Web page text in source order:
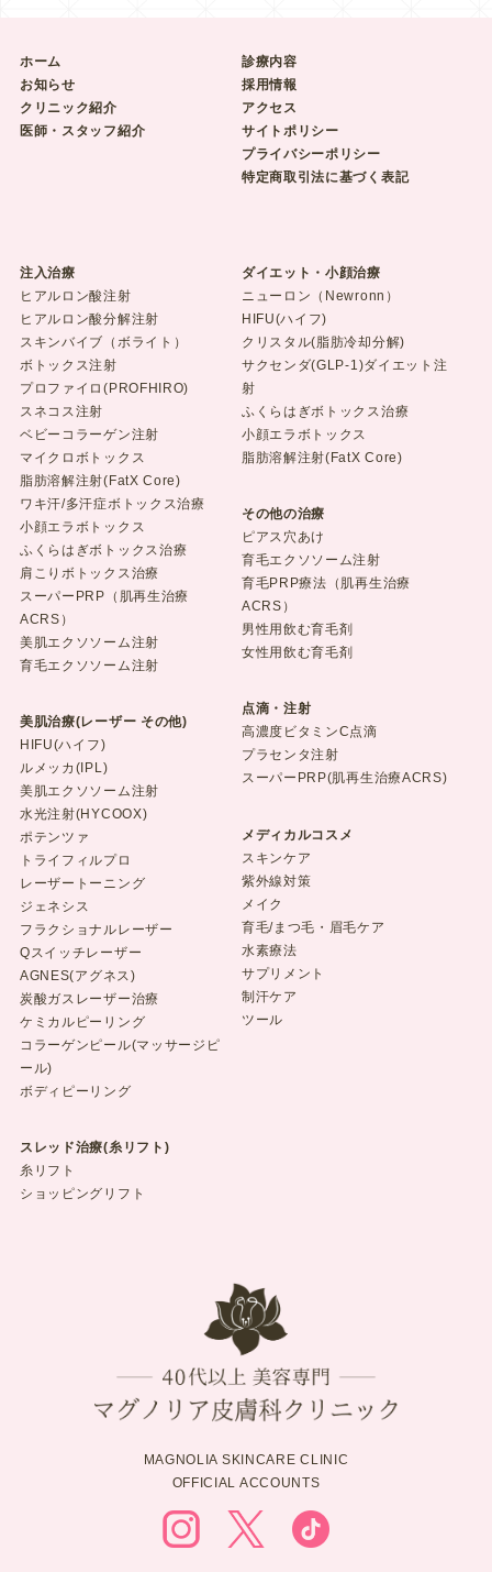
ホーム
お知らせ
クリニック紹介
医師・スタッフ紹介
診療内容
採用情報
アクセス
サイトポリシー
プライバシーポリシー
特定商取引法に基づく表記
注入治療
ヒアルロン酸注射
ヒアルロン酸分解注射
スキンバイブ（ボライト）
ボトックス注射
プロファイロ(PROFHIRO)
スネコス注射
ベビーコラーゲン注射
マイクロボトックス
脂肪溶解注射(FatX Core)
ワキ汗/多汗症ボトックス治療
小顔エラボトックス
ふくらはぎボトックス治療
肩こりボトックス治療
スーパーPRP（肌再生治療
ACRS）
美肌エクソソーム注射
育毛エクソソーム注射
美肌治療(レーザー その他)
HIFU(ハイフ)
ルメッカ(IPL)
美肌エクソソーム注射
水光注射(HYCOOX)
ポテンツァ
トライフィルプロ
レーザートーニング
ジェネシス
フラクショナルレーザー
Qスイッチレーザー
AGNES(アグネス)
炭酸ガスレーザー治療
ケミカルピーリング
コラーゲンピール(マッサージピ
ール)
ボディピーリング
スレッド治療(糸リフト)
糸リフト
ショッピングリフト
ダイエット・小顔治療
ニューロン（Newronn）
HIFU(ハイフ)
クリスタル(脂肪冷却分解)
サクセンダ(GLP-1)ダイエット注
射
ふくらはぎボトックス治療
小顔エラボトックス
脂肪溶解注射(FatX Core)
その他の治療
ピアス穴あけ
育毛エクソソーム注射
育毛PRP療法（肌再生治療
ACRS）
男性用飲む育毛剤
女性用飲む育毛剤
点滴・注射
高濃度ビタミンC点滴
プラセンタ注射
スーパーPRP(肌再生治療ACRS)
メディカルコスメ
スキンケア
紫外線対策
メイク
育毛/まつ毛・眉毛ケア
水素療法
サプリメント
制汗ケア
ツール
MAGNOLIA SKINCARE CLINIC
OFFICIAL ACCOUNTS